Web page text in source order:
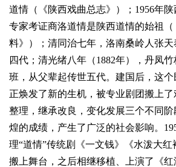
道情（《陕西戏曲总志》）；1956年
专家考证商洛道情是陕西道情的始祖
料》）；清同治七年，洛南桑岭人张
四代；清光绪八年（1882年），丹凤
班，从父辈起传世五代。建国后，这
正焕发了新的生机，被专业剧团搬上
整理，继承改良，变化发展三个不同
煌的成绩，产生了广泛的社会影响。
理“道情”传统剧《一文钱》《水泼大
搬上舞台，之后相继移植、上演了《